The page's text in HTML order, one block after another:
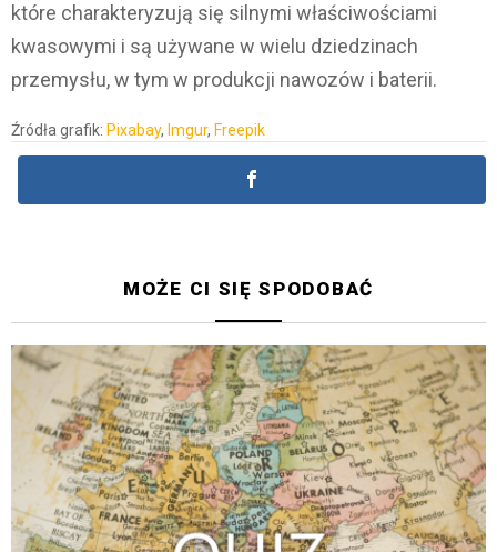
które charakteryzują się silnymi właściwościami
kwasowymi i są używane w wielu dziedzinach
przemysłu, w tym w produkcji nawozów i baterii.
Źródła grafik: Pixabay, Imgur, Freepik
MOŻE CI SIĘ SPODOBAĆ